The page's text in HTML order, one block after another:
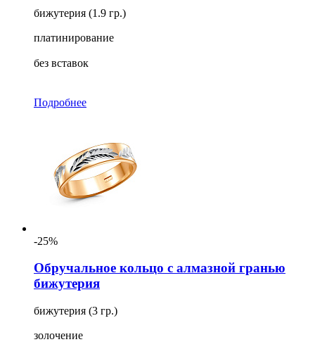
бижутерия (1.9 гр.)
платинирование
без вставок
Подробнее
-25%
Обручальное кольцо с алмазной гранью
бижутерия
бижутерия (3 гр.)
золочение